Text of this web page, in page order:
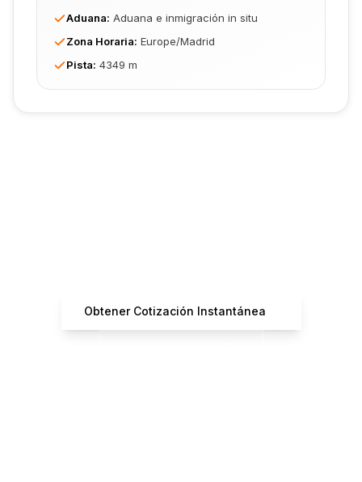
Aduana: Aduana e inmigración in situ
Zona Horaria: Europe/Madrid
Pista: 4349 m
Obtener Cotización Instantánea